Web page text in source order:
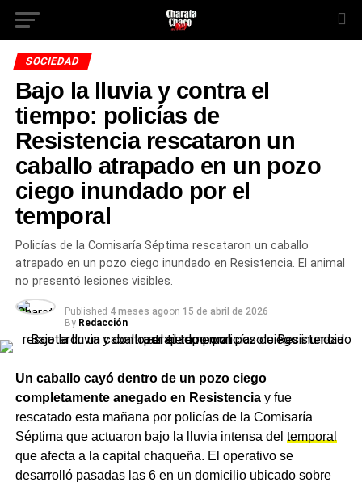
SOCIEDAD
Bajo la lluvia y contra el
tiempo: policías de
Resistencia rescataron un
caballo atrapado en un pozo
ciego inundado por el
temporal
Policías de la Comisaría Séptima rescataron un caballo
atrapado en un pozo ciego inundado en Resistencia. El animal
no presentó lesiones visibles.
Published 4 meses agoon 15 de abril de 2026
By Redacción
Un caballo cayó dentro de un pozo ciego
completamente anegado en Resistenciay fue
rescatado esta mañana por policías de la Comisaría
Séptima que actuaron bajo la lluvia intensa del temporal
que afecta a la capital chaqueña. El operativo se
desarrolló pasadas las 6 en un domicilio ubicado sobre